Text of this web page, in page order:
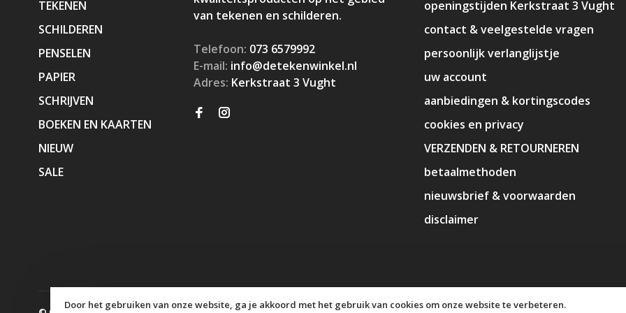
TEKENEN
SCHILDEREN
PENSELEN
PAPIER
SCHRIJVEN
BOEKEN EN KAARTEN
NIEUW
SALE
van tekenen en schilderen.
Telefoon: 073 6579992
E-mail: info@detekenwinkel.nl
Adres: Kerkstraat 3 Vught
openingstijden Kerkstraat 3 Vught
contact & veelgestelde vragen
persoonlijk verlanglijstje
uw account
aanbiedingen & kortingscodes
cookies en privacy
VERZENDEN & RETOURNEREN
betaalmethoden
nieuwsbrief & voorwaarden
disclaimer
Door het gebruiken van onze website, ga je akkoord met het gebruik van cookies om onze website te verbeteren.